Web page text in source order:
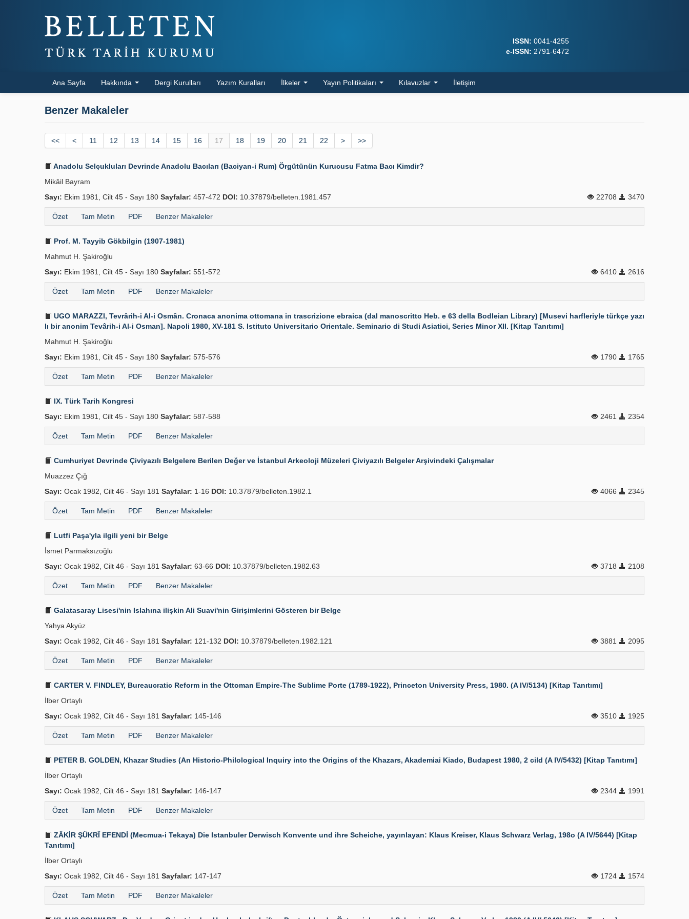
ISSN: 0041-4255
e-ISSN: 2791-6472
Ana Sayfa Hakkında Dergi Kurulları Yazım Kuralları İlkeler Yayın Politikaları Kılavuzlar İletişim
Benzer Makaleler
<< < 11 12 13 14 15 16 17 18 19 20 21 22 > >>
Anadolu Selçukluları Devrinde Anadolu Bacıları (Baciyan-i Rum) Örgütünün Kurucusu Fatma Bacı Kimdir?
Mikâil Bayram
Sayı: Ekim 1981, Cilt 45 - Sayı 180 Sayfalar: 457-472 DOI: 10.37879/belleten.1981.457 22708 3470
Özet Tam Metin PDF Benzer Makaleler
Prof. M. Tayyib Gökbilgin (1907-1981)
Mahmut H. Şakiroğlu
Sayı: Ekim 1981, Cilt 45 - Sayı 180 Sayfalar: 551-572 6410 2616
Özet Tam Metin PDF Benzer Makaleler
UGO MARAZZI, Tevrârih-i Al-i Osmân. Cronaca anonima ottomana in trascrizione ebraica (dal manoscritto Heb. e 63 della Bodleian Library) [Musevi harfleriyle türkçe yazı
lı bir anonim Tevârih-i Al-i Osman]. Napoli 1980, XV-181 S. Istituto Universitario Orientale. Seminario di Studi Asiatici, Series Minor XII. [Kitap Tanıtımı]
Mahmut H. Şakiroğlu
Sayı: Ekim 1981, Cilt 45 - Sayı 180 Sayfalar: 575-576 1790 1765
Özet Tam Metin PDF Benzer Makaleler
IX. Türk Tarih Kongresi
Sayı: Ekim 1981, Cilt 45 - Sayı 180 Sayfalar: 587-588 2461 2354
Özet Tam Metin PDF Benzer Makaleler
Cumhuriyet Devrinde Çiviyazılı Belgelere Berilen Değer ve İstanbul Arkeoloji Müzeleri Çiviyazılı Belgeler Arşivindeki Çalışmalar
Muazzez Çığ
Sayı: Ocak 1982, Cilt 46 - Sayı 181 Sayfalar: 1-16 DOI: 10.37879/belleten.1982.1 4066 2345
Özet Tam Metin PDF Benzer Makaleler
Lutfi Paşa'yla ilgili yeni bir Belge
İsmet Parmaksızoğlu
Sayı: Ocak 1982, Cilt 46 - Sayı 181 Sayfalar: 63-66 DOI: 10.37879/belleten.1982.63 3718 2108
Özet Tam Metin PDF Benzer Makaleler
Galatasaray Lisesi'nin Islahına ilişkin Ali Suavi'nin Girişimlerini Gösteren bir Belge
Yahya Akyüz
Sayı: Ocak 1982, Cilt 46 - Sayı 181 Sayfalar: 121-132 DOI: 10.37879/belleten.1982.121 3881 2095
Özet Tam Metin PDF Benzer Makaleler
CARTER V. FINDLEY, Bureaucratic Reform in the Ottoman Empire-The Sublime Porte (1789-1922), Princeton University Press, 1980. (A IV/5134) [Kitap Tanıtımı]
İlber Ortaylı
Sayı: Ocak 1982, Cilt 46 - Sayı 181 Sayfalar: 145-146 3510 1925
Özet Tam Metin PDF Benzer Makaleler
PETER B. GOLDEN, Khazar Studies (An Historio-Philological Inquiry into the Origins of the Khazars, Akademiai Kiado, Budapest 1980, 2 cild (A IV/5432) [Kitap Tanıtımı]
İlber Ortaylı
Sayı: Ocak 1982, Cilt 46 - Sayı 181 Sayfalar: 146-147 2344 1991
Özet Tam Metin PDF Benzer Makaleler
ZÂKİR ŞÜKRÎ EFENDİ (Mecmua-i Tekaya) Die Istanbuler Derwisch Konvente und ihre Scheiche, yayınlayan: Klaus Kreiser, Klaus Schwarz Verlag, 198o (A IV/5644) [Kitap
Tanıtımı]
İlber Ortaylı
Sayı: Ocak 1982, Cilt 46 - Sayı 181 Sayfalar: 147-147 1724 1574
Özet Tam Metin PDF Benzer Makaleler